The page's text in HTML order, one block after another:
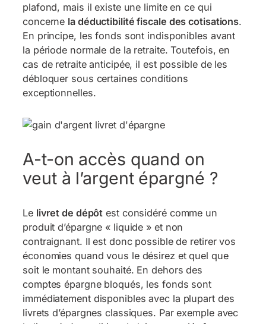
plafond, mais il existe une limite en ce qui
concerne la déductibilité fiscale des cotisations.
En principe, les fonds sont indisponibles avant
la période normale de la retraite. Toutefois, en
cas de retraite anticipée, il est possible de les
débloquer sous certaines conditions
exceptionnelles.
A-t-on accès quand on
veut à l’argent épargné ?
Le livret de dépôt est considéré comme un
produit d’épargne « liquide » et non
contraignant. Il est donc possible de retirer vos
économies quand vous le désirez et quel que
soit le montant souhaité. En dehors des
comptes épargne bloqués, les fonds sont
immédiatement disponibles avec la plupart des
livrets d’épargnes classiques. Par exemple avec